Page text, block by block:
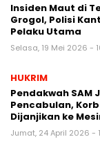
Insiden Maut di
Grogol, Polisi
Pelaku Utama
Selasa, 19 Mei 2026 -
HUKRIM
Pendakwah SAM
Pencabulan,
Dijanjikan ke
Jumat, 24 April 2026 -